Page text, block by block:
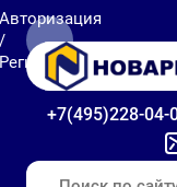
+7(495)228-04-